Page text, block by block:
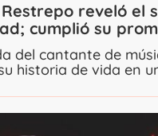
reveló el
cumplió su
del cantante de
historia de vida en